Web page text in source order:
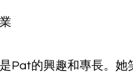
Pat的興趣和專長。